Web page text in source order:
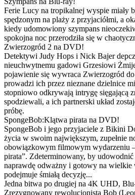
Ferie Lucy na tropikalnej wyspie miały
spędzonym na plaży z przyjaciółmi, a
kiedy udomowiony szympans
spokojna noc przerodziła się w
Zwierzogród 2 na DVD!
Detektywi Judy Hops i Nick Bajer
nieuchwytnemu gadowi Grzesiowi
pojawienie się wywraca Zwierzogród
prowadzi ich przez nieznane dzielnice
stopniowo odkrywają intrygę sięgającą
spodziewali, a ich partnerski układ
próbę.
SpongeBob:Klątwa pirata na DVD!
SpongeBob i jego przyjaciele z Bikini
życia w swoim największym, zupełnie
obowiązkowym filmowym wydarzeniu
pirata”. Zdeterminowany, by
naprawdę odważny i gotowy na wielkie
podejmuje śmiałą decyzję...
Jedna bitwa po drugiej na 4K UHD,
Zrezygnowany rewolucjonista Bob